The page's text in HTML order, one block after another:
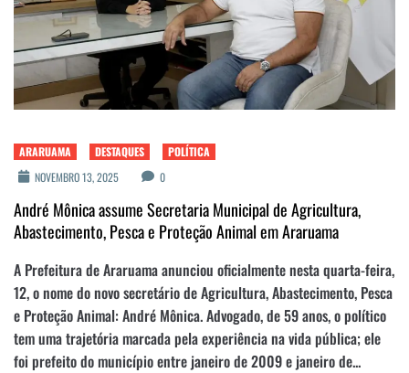
ARARUAMA DESTAQUES
POLÍTICA
NOVEMBRO 13, 2025
0
André Mônica assume Secretaria Municipal de Agricultura,
Abastecimento, Pesca e Proteção Animal em Araruama
A Prefeitura de Araruama anunciou oficialmente nesta quarta-feira,
12, o nome do novo secretário de Agricultura, Abastecimento, Pesca
e Proteção Animal: André Mônica. Advogado, de 59 anos, o político
tem uma trajetória marcada pela experiência na vida pública; ele
foi prefeito do município entre janeiro de 2009 e janeiro de...